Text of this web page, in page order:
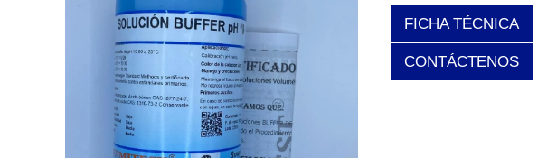
FICHA TÉCNICA
CONTÁCTENOS